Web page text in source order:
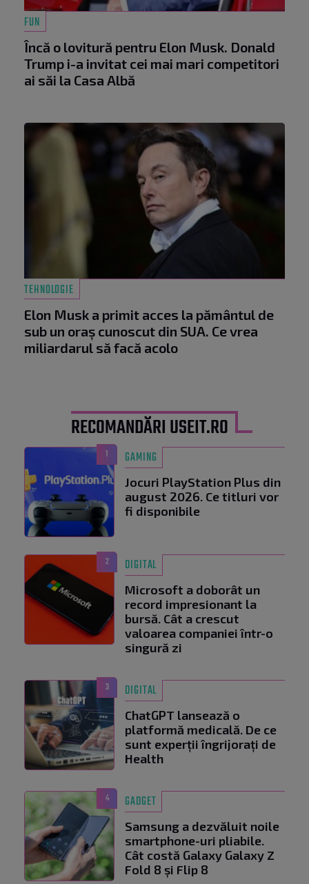
FUN
Încă o lovitură pentru Elon Musk. Donald
Trump i-a invitat cei mai mari competitori
ai săi la Casa Albă
TEHNOLOGIE
Elon Musk a primit acces la pământul de
sub un oraș cunoscut din SUA. Ce vrea
miliardarul să facă acolo
RECOMANDĂRI USEIT.RO
1 GAMING
Jocuri PlayStation Plus din
august 2026. Ce titluri vor
fi disponibile
2 DIGITAL
Microsoft a doborât un
record impresionant la
bursă. Cât a crescut
valoarea companiei într-o
singură zi
3 DIGITAL
ChatGPT lansează o
platformă medicală. De ce
sunt experții îngrijorați de
Health
4 GADGET
Samsung a dezvăluit noile
smartphone-uri pliabile.
Cât costă Galaxy Galaxy Z
Fold 8 și Flip 8